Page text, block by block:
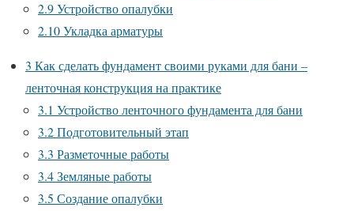
2.9Устройство опалубки
2.10Укладка арматуры
3 Как сделать фундамент своими руками для бани –
ленточная конструкция на практике
3.1 Устройство ленточного фундамента для бани
3.2Подготовительный этап
3.3 Разметочные работы
3.4Земляные работы
3.5 Создание опалубки